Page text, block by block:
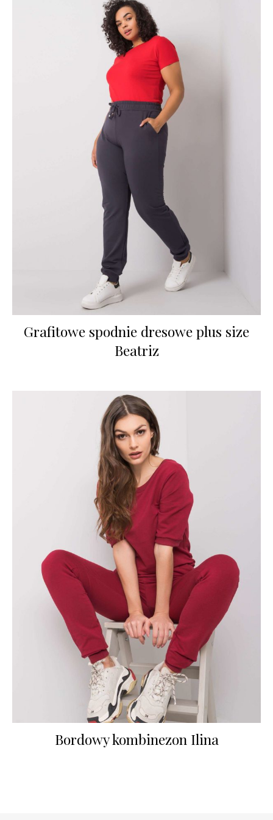
Grafitowe spodnie dresowe plus size
Beatriz
Bordowy kombinezon Ilina